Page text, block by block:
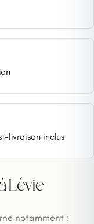
livraison inclus
Lévie
notamment :